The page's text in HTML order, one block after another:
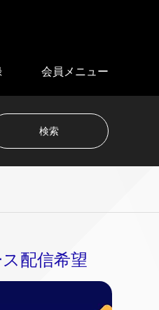
会員メニュー
配信希望